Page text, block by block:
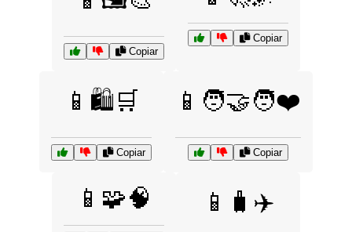
Copiar
Copiar
📱🛍️🛒
Copiar
📱🧑‍🤝‍🧑❤️
Copiar
📱🧩🧠 📱🧳✈️